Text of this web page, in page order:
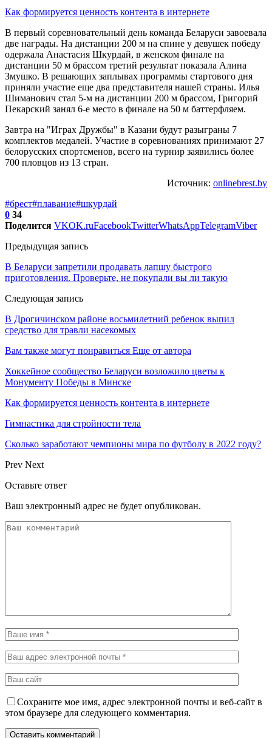
Как формируется ценность контента в интернете
В первый соревновательный день команда Беларуси завоевала
две награды. На дистанции 200 м на спине у девушек победу
одержала Анастасия Шкурдай, в женском финале на
дистанции 50 м брассом третий результат показала Алина
Змушко. В решающих заплывах программы стартового дня
приняли участие еще два представителя нашей страны. Илья
Шиманович стал 5-м на дистанции 200 м брассом, Григорий
Пекарский занял 6-е место в финале на 50 м баттерфляем.
Завтра на "Играх Дружбы" в Казани будут разыграны 7
комплектов медалей. Участие в соревнованиях принимают 27
белорусских спортсменов, всего на турнир заявились более
700 пловцов из 13 стран.
Источник: onlinebrest.by
#брест#плавание#шкурдай
0 34
Поделится VKOK.ruFacebookTwitterWhatsAppTelegramViber
Предыдущая запись
В Беларуси запретили продавать лапшу быстрого
приготовления. Проверьте, не покупали вы ли такую
Следующая запись
В Дрогичинском районе восьмилетний ребенок выпил
средство для травли насекомых
Вам также могут понравиться Еще от автора
Хоккейное сообщество Беларуси возложило цветы к
Монументу Победы в Минске
Как формируется ценность контента в интернете
Гимнастика для стройности тела
Сколько заработают чемпионы мира по футболу в 2022 году?
Prev Next
Оставьте ответ
Ваш электронный адрес не будет опубликован.
Сохраните мое имя, адрес электронной почты и веб-сайт в
этом браузере для следующего комментария.